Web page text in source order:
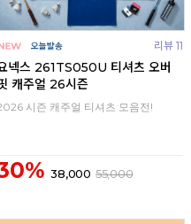
리뷰 11
넥스 261TS050U 티셔츠 오버
캐주얼 26시즌
시즌 캐주얼 티셔츠 모음전!
38,000 55,000